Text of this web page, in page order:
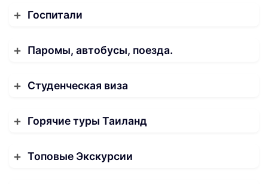
Госпитали
Паромы, автобусы, поезда.
Студенческая виза
Горячие туры Таиланд
Топовые Экскурсии